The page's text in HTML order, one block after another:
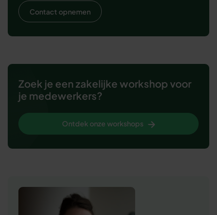
Contact opnemen
Zoek je een zakelijke workshop voor
je medewerkers?
Ontdek onze workshops